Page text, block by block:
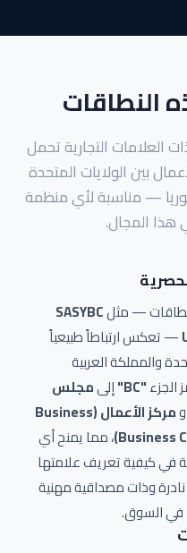
النطاقات
العلامات التجارية تحمل
بين الولايات المتحدة
— مناسبة لأي منظمة
هذا المجال.
— مثلSASYBC
— تعكس ارتباطاً طبيعياً
والمملكة العربية
"BC" إلىمجلس
مركز الأعمال (Business
، مما يمنح أي
كيفية تعريف علامتها
وذات مصداقية مهنية
في السوق.